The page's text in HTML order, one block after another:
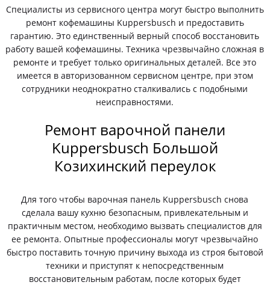
Специалисты из сервисного центра могут быстро выполнить
ремонт кофемашины Kuppersbusch и предоставить
гарантию. Это единственный верный способ восстановить
работу вашей кофемашины. Техника чрезвычайно сложная в
ремонте и требует только оригинальных деталей. Все это
имеется в авторизованном сервисном центре, при этом
сотрудники неоднократно сталкивались с подобными
неисправностями.
Ремонт варочной панели
Kuppersbusch Большой
Козихинский переулок
Для того чтобы варочная панель Kuppersbusch снова
сделала вашу кухню безопасным, привлекательным и
практичным местом, необходимо вызвать специалистов для
ее ремонта. Опытные профессионалы могут чрезвычайно
быстро поставить точную причину выхода из строя бытовой
техники и приступят к непосредственным
восстановительным работам, после которых будет